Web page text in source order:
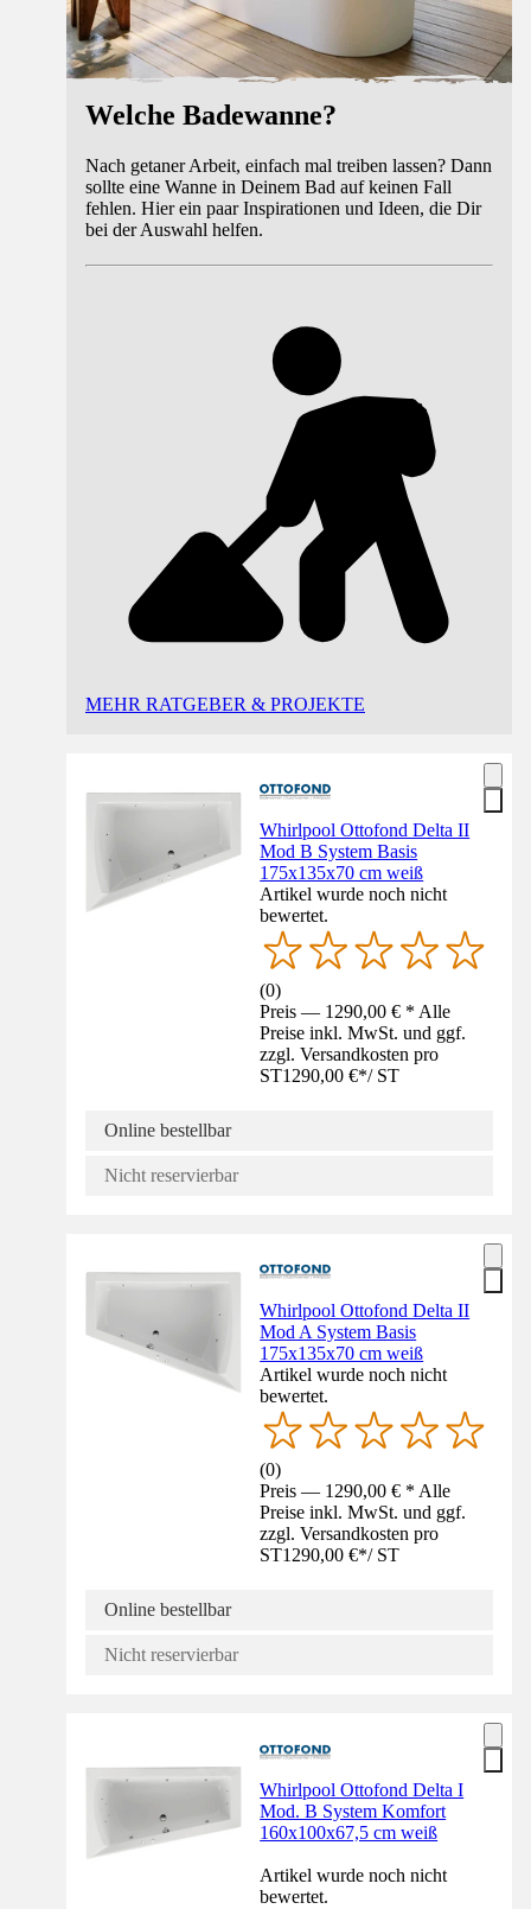
Welche Badewanne?
Nach getaner Arbeit, einfach mal treiben lassen? Dann
sollte eine Wanne in Deinem Bad auf keinen Fall
fehlen. Hier ein paar Inspirationen und Ideen, die Dir
bei der Auswahl helfen.
MEHR RATGEBER & PROJEKTE
Whirlpool Ottofond Delta II
Mod B System Basis
175x135x70 cm weiß
Artikel wurde noch nicht
bewertet.
(0)
Preis — 1290,00 € * Alle
Preise inkl. MwSt. und ggf.
zzgl. Versandkosten pro
ST1290,00 €*/ ST
Online bestellbar
Nicht reservierbar
Whirlpool Ottofond Delta II
Mod A System Basis
175x135x70 cm weiß
Artikel wurde noch nicht
bewertet.
(0)
Preis — 1290,00 € * Alle
Preise inkl. MwSt. und ggf.
zzgl. Versandkosten pro
ST1290,00 €*/ ST
Online bestellbar
Nicht reservierbar
Whirlpool Ottofond Delta I
Mod. B System Komfort
160x100x67,5 cm weiß
Artikel wurde noch nicht
bewertet.